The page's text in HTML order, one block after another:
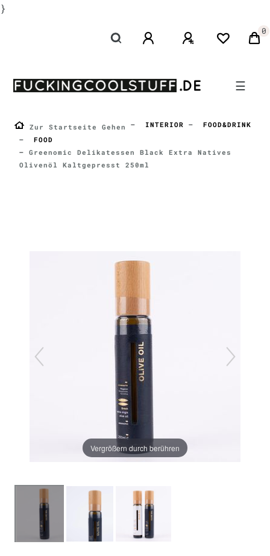
}
0
☰
Zur Startseite Gehen INTERIOR
FOOD&DRINK
FOOD
Greenomic Delikatessen Black Extra Natives
Olivenöl Kaltgepresst 250ml
Vergrößern durch berühren